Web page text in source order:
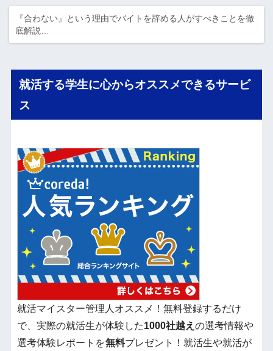
『合わない』という理由でバイトを辞める人がすべきことを徹
底解説…
就活する学生に心からオススメできるサービ
ス
就活マイスター管理人オススメ！無料登録するだけ
で、実際の就活生が体験した1000社越え の選考情報や
選考体験レポートを無料プレゼント！就活生や就活が